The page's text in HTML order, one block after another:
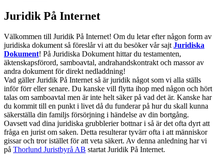
Juridik På Internet
Välkommen till Juridik På Internet! Om du letar efter någon form av
juridiska dokument så föreslår vi att du besöker vår sajt Juridiska
Dokument! På Juridiska Dokument hittar du testamenten,
äktenskapsförord, samboavtal, andrahandskontrakt och massor av
andra dokument för direkt nedladdning!
Vad gäller Juridik På Internet så är juridik något som vi alla ställs
inför förr eller senare. Du kanske vill flytta ihop med någon och hört
talas om samboavtal men är inte helt säker på vad det är. Kanske har
du kommit till en punkt i livet då du funderar på hur du skall kunna
säkerställa din familjs försörjning i händelse av din bortgång.
Oavsett vad dina juridiska grubblerier bottnar i så är det ofta dyrt att
fråga en jurist om saken. Detta resulterar tyvärr ofta i att människor
gissar och tror istället för att veta säkert. Av denna anledning har vi
på Thorlund Juristbyrå AB startat Juridik På Internet.